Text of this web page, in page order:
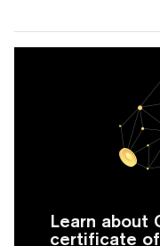
Learn about
certificate